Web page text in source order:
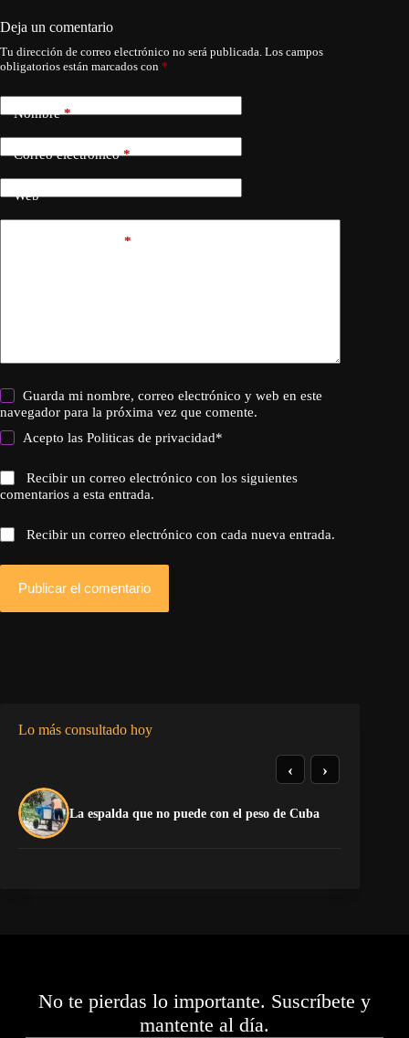
Deja un comentario
Tu dirección de correo electrónico no será publicada. Los campos
obligatorios están marcados con *
Nombre*
Correo electrónico*
Web
*
Guarda mi nombre, correo electrónico y web en este
navegador para la próxima vez que comente.
Acepto lasPoliticas de privacidad*
Recibir un correo electrónico con los siguientes
comentarios a esta entrada.
Recibir un correo electrónico con cada nueva entrada.
Publicar el comentario
Lo más consultado hoy
La espalda que no puede con el peso de Cuba
‹ ›
No te pierdas lo importante. Suscríbete y
mantente al día.